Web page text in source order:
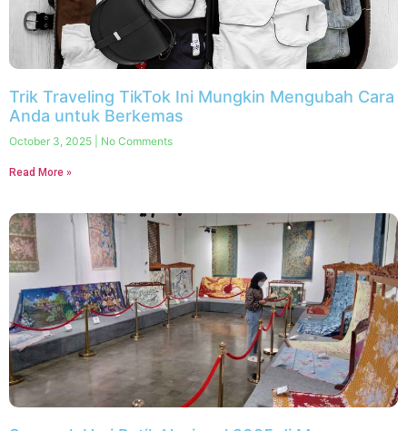
Trik Traveling TikTok Ini Mungkin Mengubah Cara
Anda untuk Berkemas
October 3, 2025 No Comments
Read More »